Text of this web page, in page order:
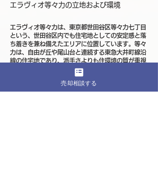
エラヴィオ等々力の立地および環境
エラヴィオ等々力は、東京都世田谷区等々力七丁目
という、世田谷区内でも住宅地としての安定感と落
ち着きを兼ね備えたエリアに位置しています。等々
力は、自由が丘や尾山台と連続する東急大井町線沿
線の住宅地であり、派手さよりも住環境の質が重視
されてきた地域です。エラヴィオ等々力が建つ等々
力七丁目は、その中でも閑静な街並みが広がる一角
売却相談する